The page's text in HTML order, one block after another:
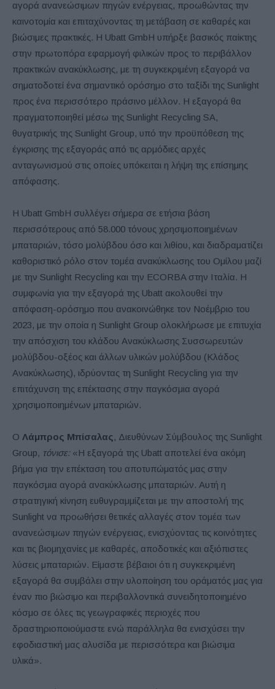
αγορά ανανεώσιμων πηγών ενέργειας, προωθώντας την
καινοτομία και επιταχύνοντας τη μετάβαση σε καθαρές και
βιώσιμες πρακτικές. Η Ubatt GmbH υπήρξε βασικός παίκτης
στην πρωτοπόρα εφαρμογή φιλικών προς το περιβάλλον
πρακτικών ανακύκλωσης, με τη συγκεκριμένη εξαγορά να
σηματοδοτεί ένα σημαντικό ορόσημο στο ταξίδι της Sunlight
προς ένα περισσότερο πράσινο μέλλον. Η εξαγορά θα
πραγματοποιηθεί μέσω της Sunlight Recycling SA,
θυγατρικής της Sunlight Group, υπό την προϋπόθεση της
έγκρισης της εξαγοράς από τις αρμόδιες αρχές
ανταγωνισμού στις οποίες υπόκειται η λήψη της επίσημης
απόφασης.
Η Ubatt GmbH συλλέγει σήμερα σε ετήσια βάση
περισσότερους από 58.000 τόνους χρησιμοποιημένων
μπαταριών, τόσο μολύβδου όσο και λιθίου, και διαδραματίζει
καθοριστικό ρόλο στον τομέα ανακύκλωσης του Ομίλου μαζί
με την Sunlight Recycling και την ECORBA στην Ιταλία. Η
συμφωνία για την εξαγορά της Ubatt ακολουθεί την
απόφαση-ορόσημο που ανακοινώθηκε τον Νοέμβριο του
2023, με την οποία η Sunlight Group ολοκλήρωσε με επιτυχία
την απόσχιση του κλάδου Ανακύκλωσης Συσσωρευτών
μολύβδου-οξέος και άλλων υλικών μολύβδου (Κλάδος
Ανακύκλωσης), ιδρύοντας τη Sunlight Recycling για την
επιτάχυνση της επέκτασης στην παγκόσμια αγορά
χρησιμοποιημένων μπαταριών.
Ο Λάμπρος Μπίσαλας , Διευθύνων Σύμβουλος της Sunlight
Group, τόνισε:«Η εξαγορά της Ubatt αποτελεί ένα ακόμη
βήμα για την επέκταση του αποτυπώματός μας στην
παγκόσμια αγορά ανακύκλωσης μπαταριών. Αυτή η
στρατηγική κίνηση ευθυγραμμίζεται με την αποστολή της
Sunlight να προωθήσει θετικές αλλαγές στον τομέα των
ανανεώσιμων πηγών ενέργειας, ενισχύοντας τις κοινότητες
και τις βιομηχανίες με καθαρές, αποδοτικές και αξιόπιστες
λύσεις μπαταριών. Είμαστε βέβαιοι ότι η συγκεκριμένη
εξαγορά θα συμβάλει στην υλοποίηση του οράματός μας για
έναν πιο βιώσιμο και περιβαλλοντικά συνειδητοποιημένο
κόσμο σε όλες τις γεωγραφικές περιοχές που
δραστηριοποιούμαστε ενώ παράλληλα θα ενισχύσει την
εφοδιαστική μας αλυσίδα με περισσότερα και βιώσιμα
υλικά».